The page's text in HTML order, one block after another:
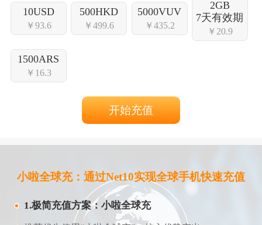
10USD
￥93.6
500HKD
￥499.6
5000VUV
￥435.2
2GB
7天有效期
￥20.9
1500ARS
￥16.3
开始充值
小啦全球充：通过Net10实现全球手机快速充值
1.极简充值方案：小啦全球充